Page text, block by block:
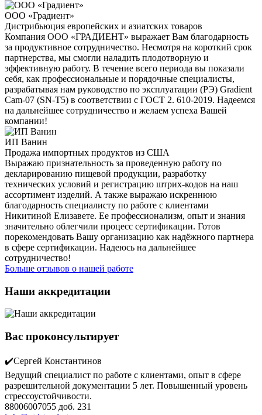
ООО «Градиент»
Дистрибьюция европейских и азиатских товаров
Компания ООО «ГРАДИЕНТ» выражает Вам благодарность
за продуктивное сотрудничество. Несмотря на короткий срок
партнерства, мы смогли наладить плодотворную и
эффективную работу. В течение всего периода вы показали
себя, как профессиональные и порядочные специалисты,
разрабатывая нам руководство по эксплуатации (РЭ) Gradient
Cam-07 (SN-T5) в соответствии с ГОСТ 2. 610-2019. Надеемся
на дальнейшее сотрудничество и желаем успеха Вашей
компании!
ИП Ванин
Продажа импортных продуктов из США
Выражаю признательность за проведенную работу по
декларированию пищевой продукции, разработку
технических условий и регистрацию штрих-кодов на наш
ассортимент изделий. А также выражаю искреннюю
благодарность специалисту по работе с клиентами
Никитиной Елизавете. Ее профессионализм, опыт и знания
значительно облегчили процесс сертификации. Готов
порекомендовать Вашу организацию как надёжного партнера
в сфере сертификации. Надеюсь на дальнейшее
сотрудничество!
Больше отзывов о нашей работе
Наши аккредитации
Вас проконсультирует
✔️Сергей Константинов
Ведущий специалист по работе с клиентами, опыт в сфере
разрешительной документации 5 лет. Повышенный уровень
стрессоустойчивости.
88006007055 доб. 231